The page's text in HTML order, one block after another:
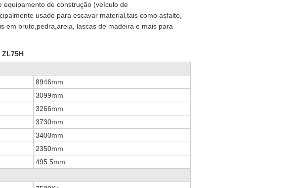
de construção (veículo de
usado para escavar material,tais como asfalto,
em bruto,pedra,areia, lascas de madeira e mais para
8946mm
3099mm
3266mm
3730mm
3400mm
2350mm
495.5mm